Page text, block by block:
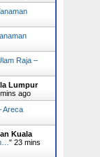
Raja –
Lumpur
ago
Areca
Kuala
" 23 mins